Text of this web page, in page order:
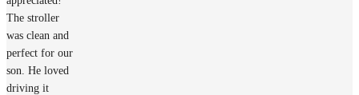
The stroller
was clean and
perfect for our
son. He loved
driving it